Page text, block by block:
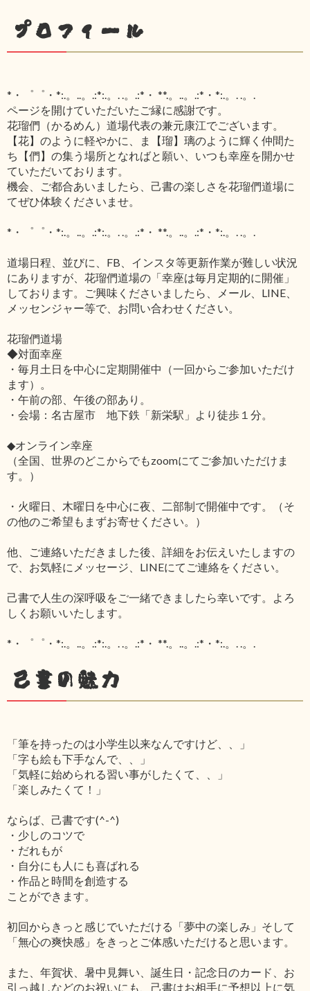
プロフィール
*・゜゜・*:.。..。.:*:.。. .。.:*・ **.。..。.:*・*:.。. .。.
ページを開けていただいたご縁に感謝です。
花瑠們（かるめん）道場代表の兼元康江でございます。
【花】のように軽やかに、ま【瑠】璃のように輝く仲間た
ち【們】の集う場所となればと願い、いつも幸座を開かせ
ていただいております。
機会、ご都合あいましたら、己書の楽しさを花瑠們道場に
てぜひ体験くださいませ。
*・゜゜・*:.。..。.:*:.。. .。.:*・ **.。..。.:*・*:.。. .。.
道場日程、並びに、FB、インスタ等更新作業が難しい状況
にありますが、花瑠們道場の「幸座は毎月定期的に開催」
しております。ご興味くださいましたら、メール、LINE、
メッセンジャー等で、お問い合わせください。
花瑠們道場
◆対面幸座
・毎月土日を中心に定期開催中（一回からご参加いただけ
ます）。
・午前の部、午後の部あり。
・会場：名古屋市 地下鉄「新栄駅」より徒歩１分。
◆オンライン幸座
（全国、世界のどこからでもzoomにてご参加いただけま
す。）
・火曜日、木曜日を中心に夜、二部制で開催中です。（そ
の他のご希望もまずお寄せください。）
他、ご連絡いただきました後、詳細をお伝えいたしますの
で、お気軽にメッセージ、LINEにてご連絡をください。
己書で人生の深呼吸をご一緒できましたら幸いです。よろ
しくお願いいたします。
*・゜゜・*:.。..。.:*:.。. .。.:*・ **.。..。.:*・*:.。. .。.
己書の魅力
「筆を持ったのは小学生以来なんですけど、、」
「字も絵も下手なんで、、」
「気軽に始められる習い事がしたくて、、」
「楽しみたくて！」
ならば、己書です(^-^)
・少しのコツで
・だれもが
・自分にも人にも喜ばれる
・作品と時間を創造する
ことができます。
初回からきっと感じでいただける「夢中の楽しみ」そして
「無心の爽快感」をきっとご体感いただけると思います。
また、年賀状、暑中見舞い、誕生日・記念日のカード、お
引っ越しなどのお祝いにも、己書はお相手に予想以上に気